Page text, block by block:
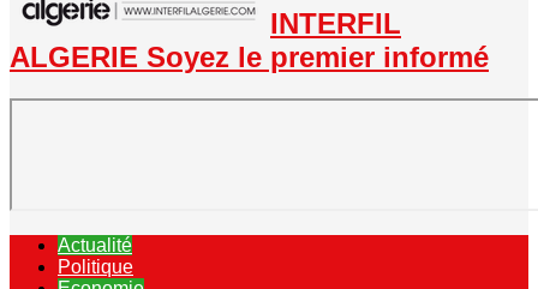
INTERFIL
ALGERIE Soyez le premier informé
Actualité
Politique